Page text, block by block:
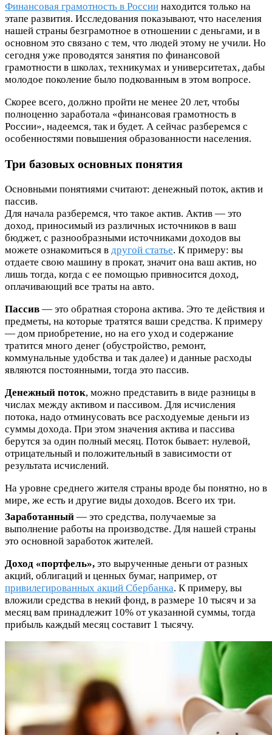
Финансовая грамотность в России находится только на
этапе развития. Исследования показывают, что населения
нашей страны безграмотное в отношении с деньгами, и в
основном это связано с тем, что людей этому не учили. Но
сегодня уже проводятся занятия по финансовой
грамотности в школах, техникумах и университетах, дабы
молодое поколение было подкованным в этом вопросе.
Скорее всего, должно пройти не менее 20 лет, чтобы
полноценно заработала «финансовая грамотность в
России», надеемся, так и будет. А сейчас разберемся с
особенностями повышения образованности населения.
Три базовых основных понятия
Основными понятиями считают: денежный поток, актив и
пассив.
Для начала разберемся, что такое актив. Актив — это
доход, приносимый из различных источников в ваш
бюджет, с разнообразными источниками доходов вы
можете ознакомиться в другой статье. К примеру: вы
отдаете свою машину в прокат, значит она ваш актив, но
лишь тогда, когда с ее помощью привносится доход,
оплачивающий все траты на авто.
Пассив — это обратная сторона актива. Это те действия и
предметы, на которые тратятся ваши средства. К примеру
— дом приобретение, но на его уход и содержание
тратится много денег (обустройство, ремонт,
коммунальные удобства и так далее) и данные расходы
являются постоянными, тогда это пассив.
Денежный поток, можно представить в виде разницы в
числах между активом и пассивом. Для исчисления
потока, надо отминусовать все расходуемые деньги из
суммы дохода. При этом значения актива и пассива
берутся за один полный месяц. Поток бывает: нулевой,
отрицательный и положительный в зависимости от
результата исчислений.
На уровне среднего жителя страны вроде бы понятно, но в
мире, же есть и другие виды доходов. Всего их три.
Заработанный — это средства, получаемые за
выполнение работы на производстве. Для нашей страны
это основной заработок жителей.
Доход «портфель», это вырученные деньги от разных
акций, облигаций и ценных бумаг, например, от
привилегированных акций Сбербанка. К примеру, вы
вложили средства в некий фонд, в размере 10 тысяч и за
месяц вам принадлежит 10% от указанной суммы, тогда
прибыль каждый месяц составит 1 тысячу.